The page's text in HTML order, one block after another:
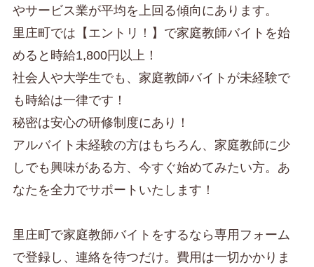
やサービス業が平均を上回る傾向にあります。
里庄町では【エントリ！】で家庭教師バイトを始
めると時給1,800円以上！
社会人や大学生でも、家庭教師バイトが未経験で
も時給は一律です！
秘密は安心の研修制度にあり！
アルバイト未経験の方はもちろん、家庭教師に少
しでも興味がある方、今すぐ始めてみたい方。あ
なたを全力でサポートいたします！
里庄町で家庭教師バイトをするなら専用フォーム
で登録し、連絡を待つだけ。費用は一切かかりま